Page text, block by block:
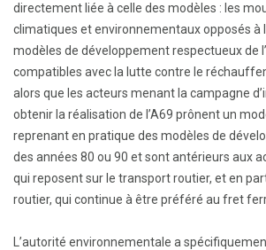
directement liée à celle des modèles : les
climatiques et environnementaux opposés à
modèles de développement respectueux de
compatibles avec la lutte contre le
alors que les acteurs menant la campagne
obtenir la réalisation de l’A69 prônent un
reprenant en pratique des modèles de
des années 80 ou 90 et sont antérieurs aux
qui reposent sur le transport routier, et en
routier, qui continue à être préféré au fret
L’autorité environnementale a